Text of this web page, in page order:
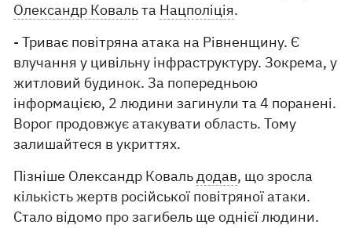
Олександр Ковальта Нацполіція.
- Триває повітряна атака на Рівненщину. Є
влучання у цивільну інфраструктуру. Зокрема, у
житловий будинок. За попередньою
інформацією, 2 людини загинули та 4 поранені.
Ворог продовжує атакувати область. Тому
залишайтеся в укриттях.
Пізніше Олександр Ковальдодав, що зросла
кількість жертв російської повітряної атаки.
Стало відомо про загибель ще однієї людини.